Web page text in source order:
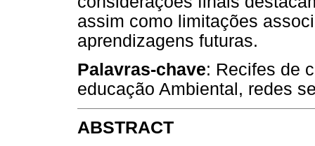
assim como limitações
aprendizagens futuras.
Palavras-chave: Recifes de
educação Ambiental, redes
ABSTRACT